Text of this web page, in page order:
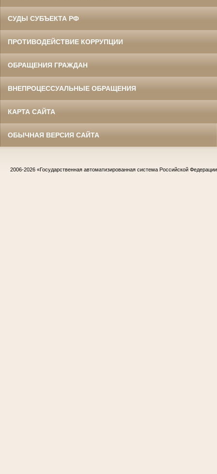
СУДЫ СУБЪЕКТА РФ
ПРОТИВОДЕЙСТВИЕ КОРРУПЦИИ
ОБРАЩЕНИЯ ГРАЖДАН
ВНЕПРОЦЕССУАЛЬНЫЕ ОБРАЩЕНИЯ
КАРТА САЙТА
ОБЫЧНАЯ ВЕРСИЯ САЙТА
2006-2026 «Государственная автоматизированная система Российской